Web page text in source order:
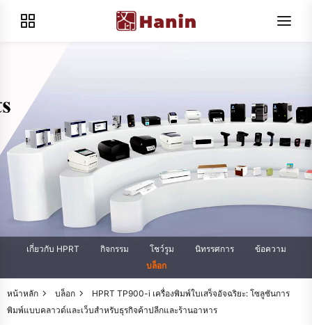
เกี่ยวกับ HPRT กิจกรรม โชว์รูม นิทรรศการ
ข้อความ
บล็อก
หน้าหลัก บล็อก
HPRT TP900-i เครื่องพิมพ์ใบเสร็จอัจฉริยะ: โซลูชันการ
พิมพ์แบบคลาวด์และเว็บสำหรับธุรกิจค้าปลีกและร้านอาหาร